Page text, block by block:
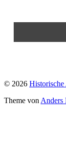
© 2026 Historische
Theme von Anders